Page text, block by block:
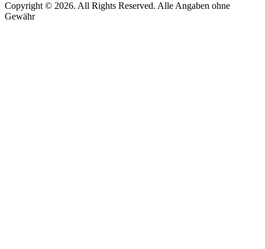
Copyright © 2026. All Rights Reserved. Alle Angaben ohne
Gewähr